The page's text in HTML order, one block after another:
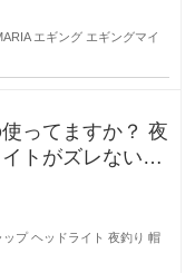
エギング エギングマイ
てますか？ 夜
トがズレないよ
ップ ヘッドライト 夜釣り 帽